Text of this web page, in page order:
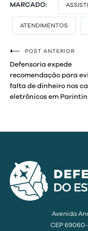
MARCADO:
ATENDIMENTOS
Navegação
de
Post
POST ANTERIOR
Defensoria expede
recomendação para
falta de dinheiro nos
eletrônicos em
Avenida
CEP